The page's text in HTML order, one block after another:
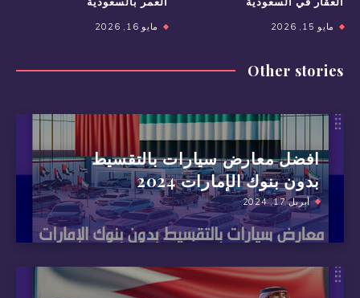
مايو 16, 2026 مايو 15, 2026
Other stories
افضل معارض سيارات بالتقسيط
بدون بنوك الإمارات 2024
أبريل 17, 2024